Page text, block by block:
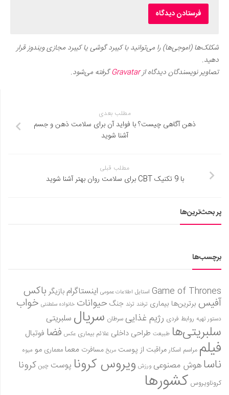
شکلک‌ها (اموجی‌ها) را می‌توانید با کیبرد گوشی یا کیبرد مجازی ویندوز قرار
دهید.
تصاویر نویسندگان دیدگاه ازGravatarگرفته می‌شود.
مطلب بعدی
ذهن آگاهی چیست؟ با فواید آن برای سلامت ذهن و جسم
آشنا شوید
مطلب قبلی
با 9 تکنیک CBT برای سلامت روان بهتر آشنا شوید
پر بحث‌ترین‌ها
برچسب‌ها
Game of Thrones استایل اطلاعات عمومی اینستاگرام بازیگر باکس
آفیس برترین‌ها بیماری ترفند ترند جنگ حیوانات خانواده سلطنتی خواب
دستور تهیه روابط فردی رژیم غذاییسرطان سریال سلبریتی
سلبریتی‌ها طبیعت طراحی داخلی علائم بیماری عکس فضا فوتبال
فیلم مراسم اسکارمراقبت از پوست مریخ مسافرت معمامعماری مو میوه
ناساهوش مصنوعی ورزش ویروس کرونا پوست چین کرونا
کروناویروس کشورها